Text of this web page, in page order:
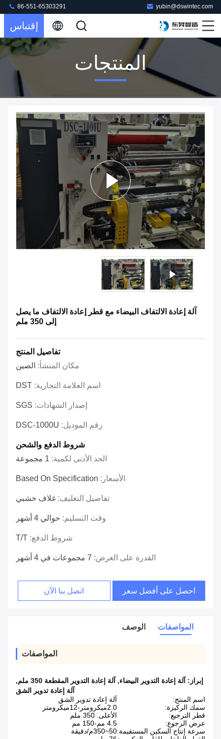
yubin@dswintec.com
86-551-65303291
إقتباس
المنتجات
آلة إعادة الالتفاف البيضاء مع قطر إعادة الالتفاف ما يصل
إلى 350 ملم
تفاصيل المنتج
مكان المنشأ: الصين
اسم العلامة التجارية: DST
إصدار الشهادات: SGS
رقم الموديل: DSC-1000U
شروط الدفع والشحن
الحد الأدنى لكمية: 1 مجموعة
الأسعار: Based On Specification
تفاصيل التغليف: غلاف خشبي
وقت التسليم: حوالي 4 أشهر
شروط الدفع: T/T
القدرة على العرض: 7 مجموعات في 4 أشهر
احصل على أفضل سعر اتصل بنا الآن
المواصفات الوصف
المواصفات
إبراز: آلة إعادة التدوير البيضاء, آلة إعادة التدوير المقطعة 350 ملم
,
آلة إعادة تدوير الشق
اسم المنتج:
آلة إعادة تدوير الشق
سمك الركيزة:
2.0ميكرومتر-12ميكرومتر
قطر الترجيع:
الأعلى. 350 ملم
عرض الرجوع:
4.5 مم-150 مم
سرعة إنتاج السكين المستقيمة:50~350م/دقيقة